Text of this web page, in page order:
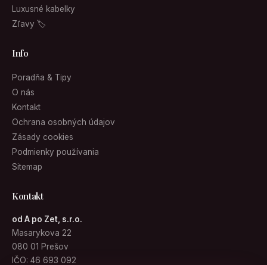
Luxusné kabelky
Zľavy 🏷
Info
Poradňa & Tipy
O nás
Kontakt
Ochrana osobných údajov
Zásady cookies
Podmienky používania
Sitemap
Kontakt
od A po Zet, s.r.o.
Masarykova 22
080 01 Prešov
IČO: 46 693 092